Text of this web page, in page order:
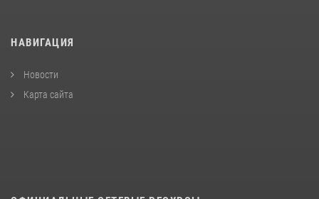
НАВИГАЦИЯ
Новости
Карта сайта